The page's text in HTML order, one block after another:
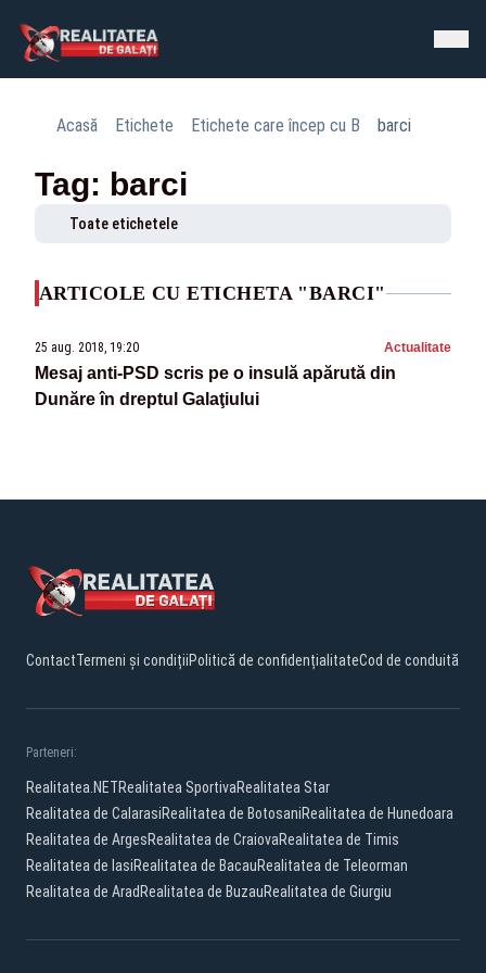
Acasă Etichete Etichete care încep cu B barci
Tag: barci
Toate etichetele
ARTICOLE CU ETICHETA "BARCI"
25 aug. 2018, 19:20 Actualitate
Mesaj anti-PSD scris pe o insulă apărută din
Dunăre în dreptul Galaţiului
ContactTermeni și condițiiPolitică de confidențialitateCod de conduită
Parteneri:
Realitatea.NETRealitatea SportivaRealitatea Star
Realitatea de CalarasiRealitatea de BotosaniRealitatea de Hunedoara
Realitatea de ArgesRealitatea de CraiovaRealitatea de Timis
Realitatea de IasiRealitatea de BacauRealitatea de Teleorman
Realitatea de Arad Realitatea de BuzauRealitatea de Giurgiu